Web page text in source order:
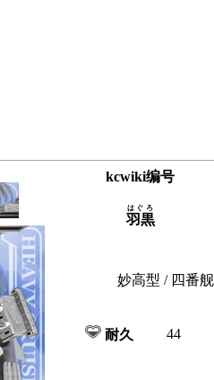
kcwiki编号
羽黒
はぐろ
妙高型 / 四番
耐久 44